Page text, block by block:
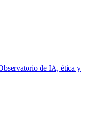
de IA, ética y